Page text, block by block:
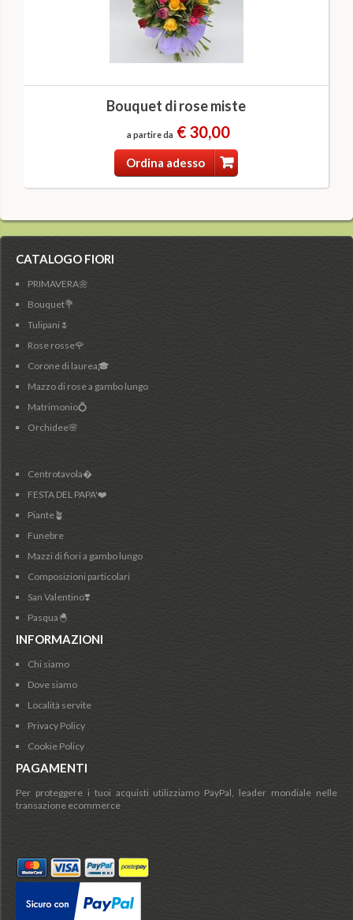
Bouquet di rose miste
a partire da € 30,00
Ordina adesso
CATALOGO FIORI
PRIMAVERA🌼
Bouquet💐
Tulipani🌷
Rose rosse🌹
Corone di laurea🎓
Mazzo di rose a gambo lungo
Matrimonio💍
Orchidee🌸
Centrotavola�
FESTA DEL PAPA'❤️
Piante🪴
Funebre
Mazzi di fiori a gambo lungo
Composizioni particolari
San Valentino❣️
Pasqua🐣
INFORMAZIONI
Chi siamo
Dove siamo
Località servite
Privacy Policy
Cookie Policy
PAGAMENTI
Per proteggere i tuoi acquisti utilizziamo PayPal, leader mondiale nelle
transazione ecommerce